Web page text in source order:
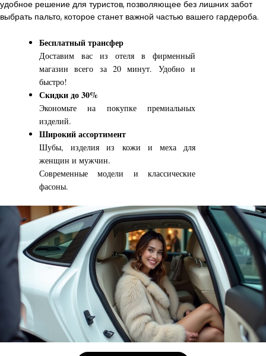
удобное решение для туристов, позволяющее без лишних забот
выбрать пальто, которое станет важной частью вашего гардероба.
Бесплатный трансфер
Доставим вас из отеля в фирменный
магазин всего за 20 минут. Удобно и
быстро!
Скидки до 30%
Экономьте на покупке премиальных
изделий.
Широкий ассортимент
Шубы, изделия из кожи и меха для
женщин и мужчин.
Современные модели и классические
фасоны.